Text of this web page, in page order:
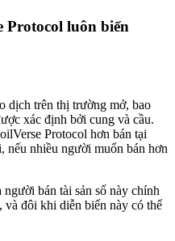
Protocol luôn biến
dịch trên thị trường mở, bao
xác định bởi cung và cầu.
Protocol hơn bán tại
nếu nhiều người muốn bán hơn
bán tài sản số này chính
đôi khi diễn biến này có thể